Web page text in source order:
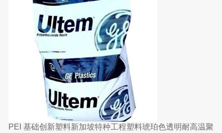
PEI 基础创新塑料新加坡特种工程塑料琥珀色透明耐高温聚